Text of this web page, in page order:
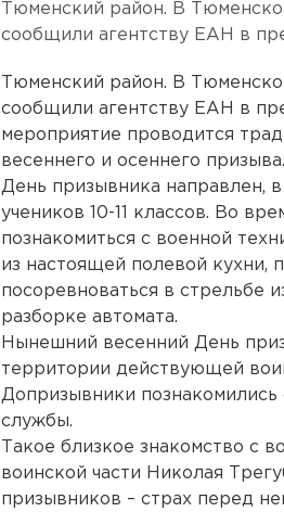
Тюменский район. В
сообщили агентству ЕАН в
Тюменский район. В
сообщили агентству ЕАН в
мероприятие проводится
весеннего и осеннего призыва.
День призывника направлен,
учеников 10-11 классов. Во
познакомиться с военной
из настоящей полевой кухни,
посоревноваться в стрельбе
разборке автомата.
Нынешний весенний День
территории действующей
Допризывники
службы.
Такое близкое знакомство с
воинской части Николая
призывников – страх перед